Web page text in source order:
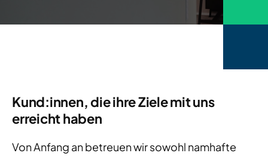
Kund:innen, die ihre Ziele mit uns
erreicht haben
Von Anfang an betreuen wir sowohl namhafte